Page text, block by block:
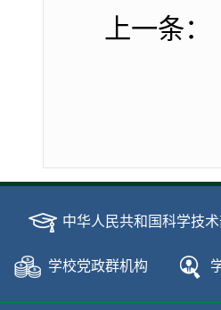
上一条：
中华人民共和国科学技
学校党政群机构